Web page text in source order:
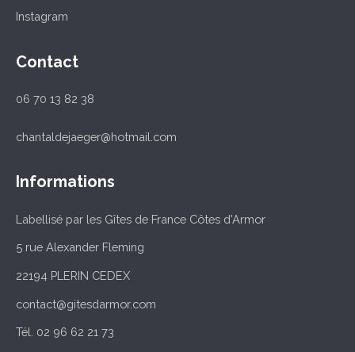
Instagram
Contact
06 70 13 82 38
chantaldejaeger@hotmail.com
Informations
Labellisé par les Gîtes de France Côtes d'Armor
5 rue Alexander Fleming
22194 PLERIN CEDEX
contact@gitesdarmor.com
Tél. 02 96 62 21 73